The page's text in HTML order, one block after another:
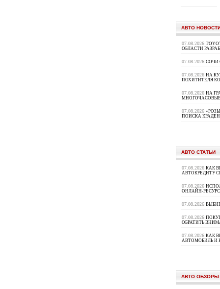
АВТО
07.08.2026
ОБЛАСТИ
07.08.2026 СОЧИ
07.08.2026 НА
ПОХИТИТЕЛЯ
07.08.2026 НА
07.08.2026
ПОИСКА
АВТО СТАТЬИ
07.08.2026 КАК
АВТОКРЕДИТУ
07.08.2026
ОНЛАЙН-
07.08.2026
07.08.2026
ОБРАТИТЬ
07.08.2026 КАК
АВТОМОБИЛЬ И
АВТО ОБЗОРЫ